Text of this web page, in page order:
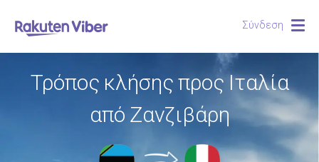
Σύνδεση
Τρόπος κλήσης προς Ιταλία
από Ζανζιβάρη